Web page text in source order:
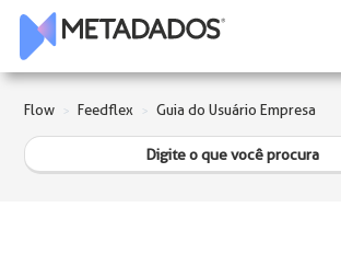
Flow Feedflex Guia do Usuário Empresa